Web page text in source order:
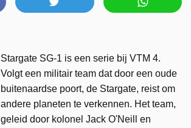
Stargate SG-1 is een serie bij VTM 4.
Volgt een militair team dat door een oude
buitenaardse poort, de Stargate, reist om
andere planeten te verkennen. Het team,
geleid door kolonel Jack O'Neill en